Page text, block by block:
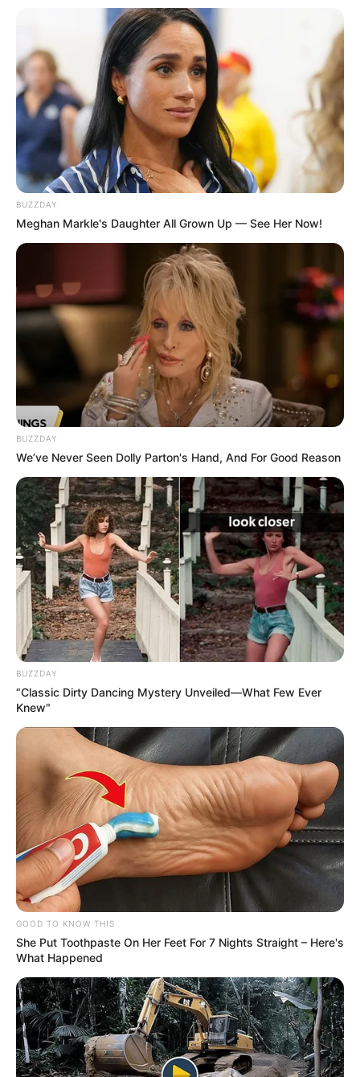
BUZZDAY
Meghan Markle's Daughter All Grown Up — See Her Now!
BUZZDAY
We’ve Never Seen Dolly Parton's Hand, And For Good Reason
BUZZDAY
“Classic Dirty Dancing Mystery Unveiled—What Few Ever
Knew"
GOOD TO KNOW THIS
She Put Toothpaste On Her Feet For 7 Nights Straight – Here's
What Happened